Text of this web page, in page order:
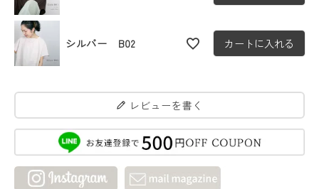
シルバー B02 カートに入れる
レビューを書く